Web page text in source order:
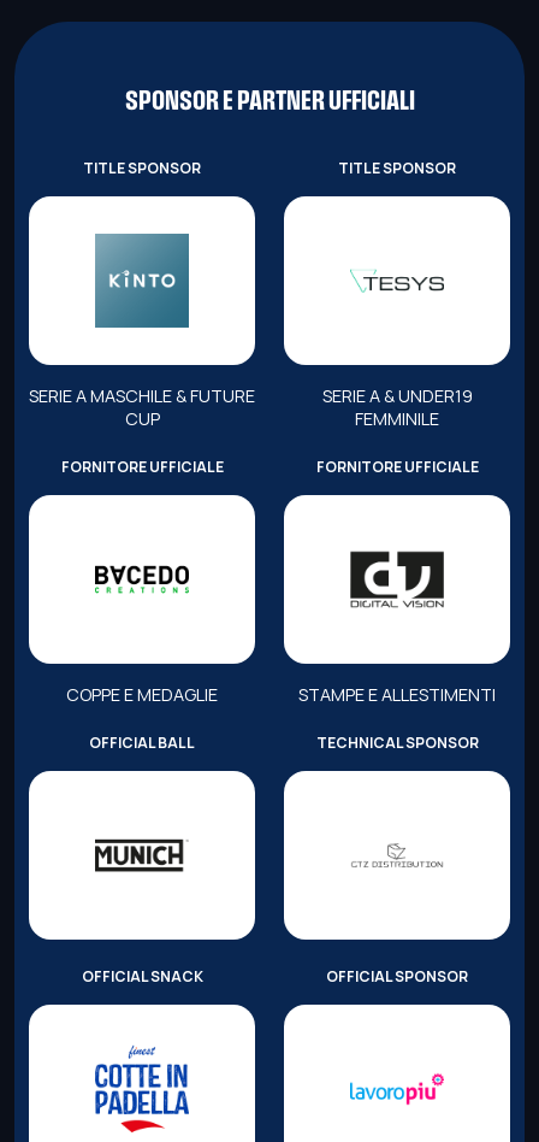
SPONSOR E PARTNER UFFICIALI
TITLE SPONSOR
SERIE A MASCHILE & FUTURE
CUP
TITLE SPONSOR
SERIE A & UNDER19
FEMMINILE
FORNITORE UFFICIALE
COPPE E MEDAGLIE
FORNITORE UFFICIALE
STAMPE E ALLESTIMENTI
OFFICIAL BALL TECHNICAL SPONSOR
OFFICIAL SNACK OFFICIAL SPONSOR